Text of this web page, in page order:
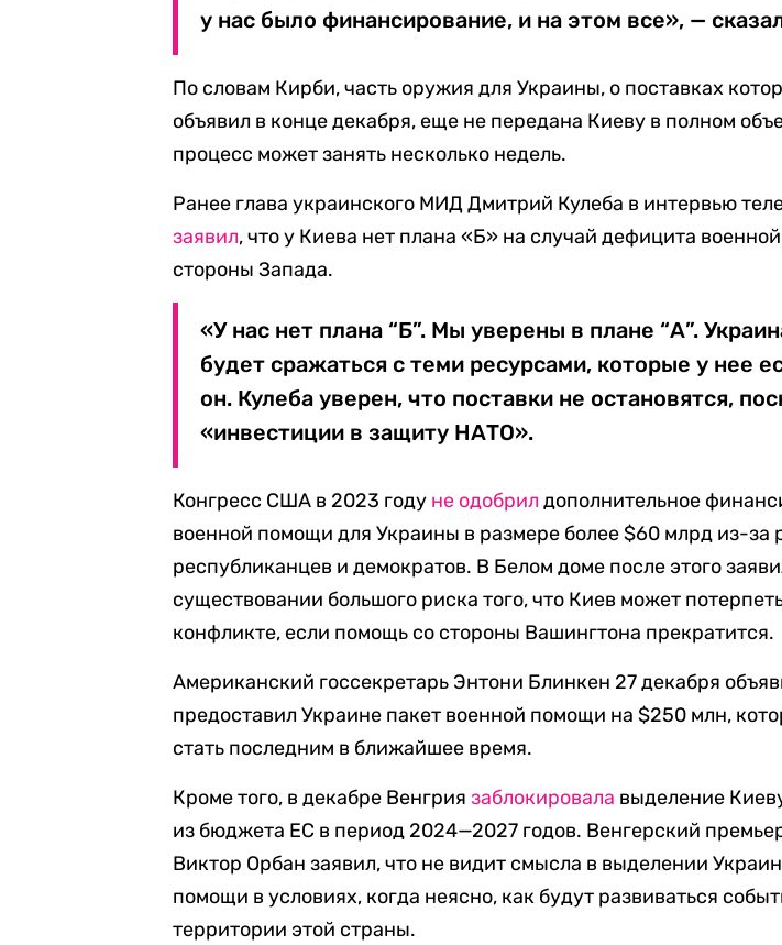
у нас было финансирование, и на этом все», —
По словам Кирби, часть оружия для Украины, о поставках
объявил в конце декабря, еще не передана Киеву в полном
процесс может занять несколько недель.
Ранее глава украинского МИД Дмитрий Кулеба в интервью
заявил, что у Киева нет плана «Б» на случай дефицита
стороны Запада.
«У нас нет плана “Б”. Мы уверены в плане “А”.
будет сражаться с теми ресурсами, которые у нее
он. Кулеба уверен, что поставки не остановятся,
«инвестиции в защиту НАТО».
Конгресс США в 2023 году не одобрил дополнительное
военной помощи для Украины в размере более $60 млрд из-за
республиканцев и демократов. В Белом доме после этого
существовании большого риска того, что Киев может
конфликте, если помощь со стороны Вашингтона прекратится.
Американский госсекретарь Энтони Блинкен 27 декабря
предоставил Украине пакет военной помощи на $250 млн,
стать последним в ближайшее время.
Кроме того, в декабре Венгриязаблокировала выделение
из бюджета ЕС в период 2024—2027 годов. Венгерский
Виктор Орбан заявил, что не видит смысла в выделении
помощи в условиях, когда неясно, как будут развиваться
территории этой страны.